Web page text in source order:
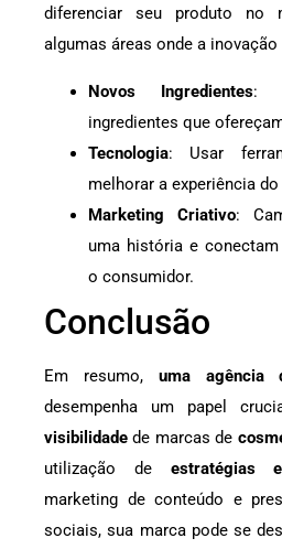
diferenciar seu produto no
algumas áreas onde a
Novos Ingredientes:
ingredientes que
Tecnologia: Usar
melhorar a experiência
Marketing Criativo:
uma história e
o consumidor.
Conclusão
Em resumo, uma agência
desempenha um papel
visibilidade de marcas de
utilização de estratégias
marketing de conteúdo e
sociais, sua marca pode se